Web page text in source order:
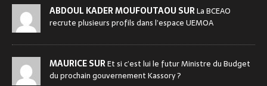
ABDOUL KADER MOUFOUTAOU SURLa BCEAO
recrute plusieurs profils dans l’espace UEMOA
MAURICE SUREt si c’est lui le futur Ministre du Budget
du prochain gouvernement Kassory ?